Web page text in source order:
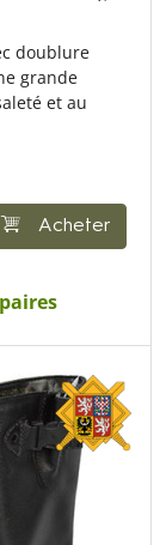
doublure
grande
et au
Acheter